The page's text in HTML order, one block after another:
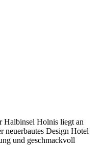
Halbinsel Holnis liegt an
neuerbautes Design Hotel
und geschmackvoll